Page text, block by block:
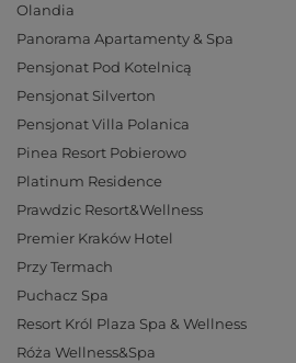
Olandia
Panorama Apartamenty & Spa
Pensjonat Pod Kotelnicą
Pensjonat Silverton
Pensjonat Villa Polanica
Pinea Resort Pobierowo
Platinum Residence
Prawdzic Resort&Wellness
Premier Kraków Hotel
Przy Termach
Puchacz Spa
Resort Król Plaza Spa & Wellness
Róża Wellness&Spa